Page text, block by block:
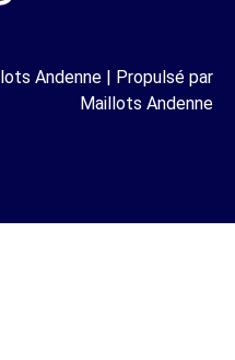
Andenne | Propulsé par
Maillots Andenne